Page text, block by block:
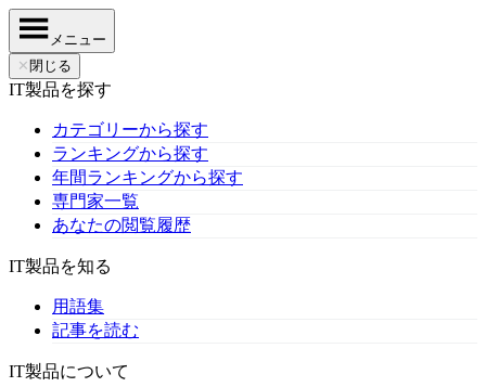
メニュー
✕ 閉じる
IT製品を探す
カテゴリーから探す
ランキングから探す
年間ランキングから探す
専門家一覧
あなたの閲覧履歴
IT製品を知る
用語集
記事を読む
IT製品について